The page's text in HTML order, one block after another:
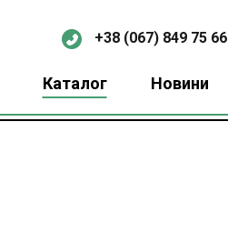
+38 (067) 849 75 66
Каталог Новини